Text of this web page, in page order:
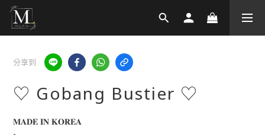
分享到
♡ Gobang Bustier ♡
𝐌𝐀𝐃𝐄 𝐈𝐍 𝐊𝐎𝐑𝐄𝐀
-